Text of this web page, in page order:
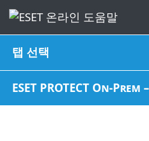
탭 선택
ESET PROTECT On-Prem